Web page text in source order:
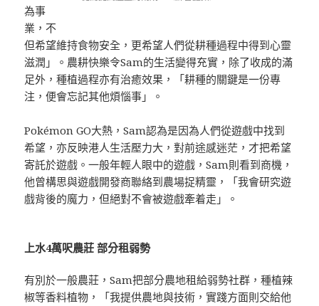
為事
業，不
但希望維持食物安全，更希望人們從耕種過程中得到心靈
滋潤」。農耕快樂令Sam的生活變得充實，除了收成的滿
足外，種植過程亦有治癒效果，「耕種的關鍵是一份專
注，便會忘記其他煩惱事」。
Pokémon GO大熱，Sam認為是因為人們從遊戲中找到
希望，亦反映港人生活壓力大，對前途感迷茫，才把希望
寄託於遊戲。一般年輕人眼中的遊戲，Sam則看到商機，
他曾構思與遊戲開發商聯絡到農場捉精靈，「我會研究遊
戲背後的魔力，但絕對不會被遊戲牽着走」。
上水4萬呎農莊 部分租弱勢
有別於一般農莊，Sam把部分農地租給弱勢社群，種植辣
椒等香料植物，「我提供農地與技術，實踐方面則交給他